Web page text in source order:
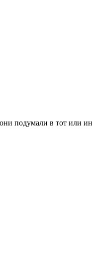
подумали в тот или